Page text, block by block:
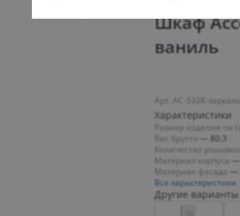
Шкаф
ваниль
Арт. АС-532К-
Характеристики
Размер изделия см
— 80.3
Количество упаковок
Материал корпуса
—
Материал фасада
—
Все характеристики
Другие варианты